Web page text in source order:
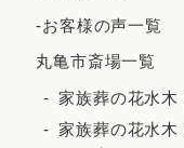
2021年5月
2021年4月
-お客様の声一覧
丸亀市斎場一覧
家族葬の花水
家族葬の花水木